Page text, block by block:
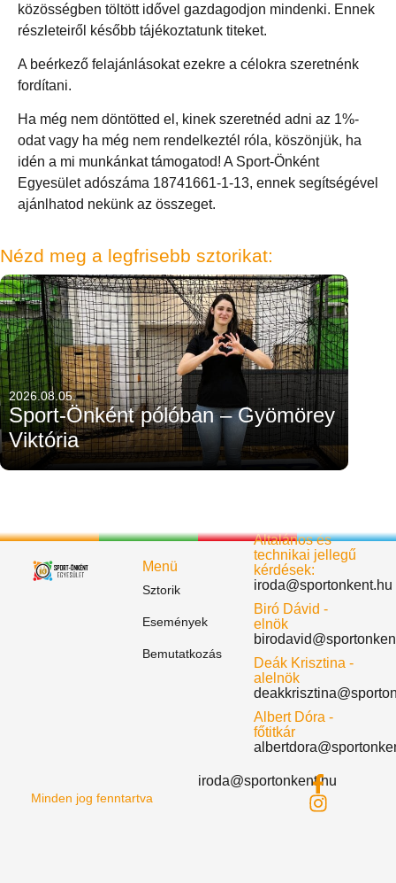
közösségben töltött idővel gazdagodjon mindenki. Ennek
részleteiről később tájékoztatunk titeket.
A beérkező felajánlásokat ezekre a célokra szeretnénk
fordítani.
Ha még nem döntötted el, kinek szeretnéd adni az 1%-
odat vagy ha még nem rendelkeztél róla, köszönjük, ha
idén a mi munkánkat támogatod! A Sport-Önként
Egyesület adószáma 18741661-1-13, ennek segítségével
ajánlhatod nekünk az összeget.
Nézd meg a legfrisebb sztorikat:
2026.08.05.
Sport-Önként pólóban – Gyömörey
Viktória
Menü
Sztorik
Események
Bemutatkozás
Általános és
technikai jellegű
kérdések:
iroda@sportonkent.hu
Biró Dávid -
elnök
Deák Krisztina -
alelnök
Albert Dóra -
főtitkár
Minden jog fenntartva
iroda@sportonkent.hu